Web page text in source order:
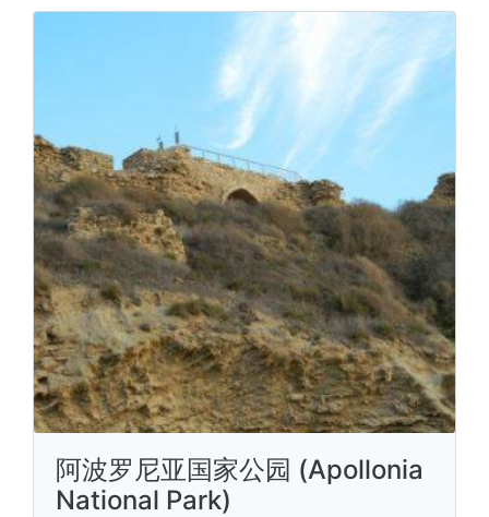
阿波罗尼亚国家公园 (Apollonia
National Park)